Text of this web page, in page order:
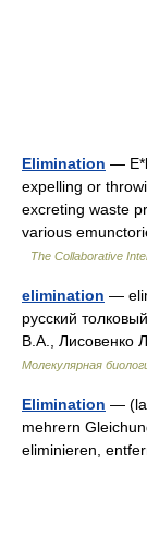
Elimination —
expelling or
excreting waste
various
The Collaborative
elimination —
русский
В.А., Лисовенко
Молекулярная
Elimination —
mehrern
eliminieren,